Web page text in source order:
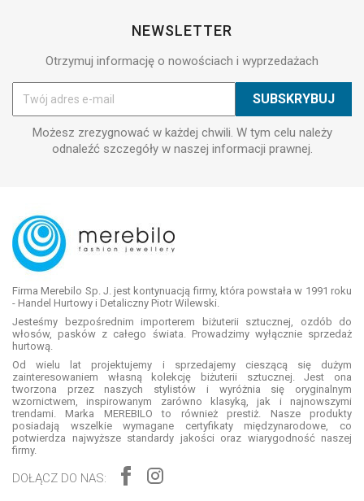
NEWSLETTER
Otrzymuj informację o nowościach i wyprzedażach
Możesz zrezygnować w każdej chwili. W tym celu należy
odnaleźć szczegóły w naszej informacji prawnej.
Firma Merebilo Sp. J. jest kontynuacją firmy, która powstała w 1991 roku
- Handel Hurtowy i Detaliczny Piotr Wilewski.
Jesteśmy bezpośrednim importerem biżuterii sztucznej, ozdób do
włosów, pasków z całego świata. Prowadzimy wyłącznie sprzedaż
hurtową.
Od wielu lat projektujemy i sprzedajemy cieszącą się dużym
zainteresowaniem własną kolekcję biżuterii sztucznej. Jest ona
tworzona przez naszych stylistów i wyróżnia się oryginalnym
wzornictwem, inspirowanym zarówno klasyką, jak i najnowszymi
trendami. Marka MEREBILO to również prestiż. Nasze produkty
posiadają wszelkie wymagane certyfikaty międzynarodowe, co
potwierdza najwyższe standardy jakości oraz wiarygodność naszej
firmy.
DOŁĄCZ DO NAS: